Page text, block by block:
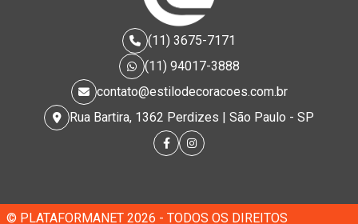
(11) 3675-7171
(11) 94017-3888
contato@estilodecoracoes.com.br
Rua Bartira, 1362 Perdizes | São Paulo - SP
© PLATAFORMANET 2026 - TODOS OS DIREITOS